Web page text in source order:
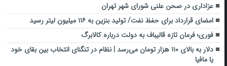
عزاداری در صحن علنی شورای شهر تهران
امضای قرارداد برای حفظ نفت/ تولید بنزین به ۱۱۶ میلیون لیتر رسید
فوری؛ فرمان تازه قالیباف به دولت درباره کالابرگ
دلار به بالای ۱۱۰ هزار تومان می‌رسد | نظام در تنگنای انتخاب بین بقای خود
یا مافیا